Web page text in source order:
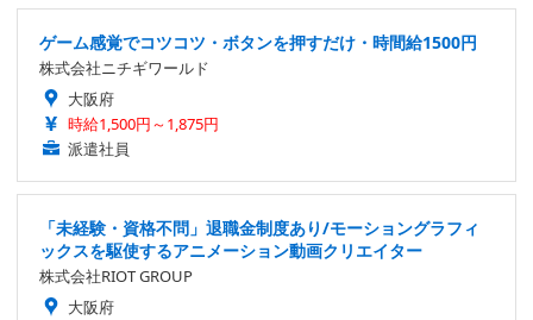
ゲーム感覚でコツコツ・ボタンを押すだけ・時間給1500円
株式会社ニチギワールド
大阪府
時給1,500円～1,875円
派遣社員
「未経験・資格不問」退職金制度あり/モーショングラフィ
ックスを駆使するアニメーション動画クリエイター
株式会社RIOT GROUP
大阪府